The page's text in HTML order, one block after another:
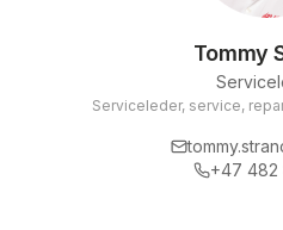
Tommy
Serviceleder, service,
+47